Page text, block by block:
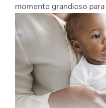
momento grandioso